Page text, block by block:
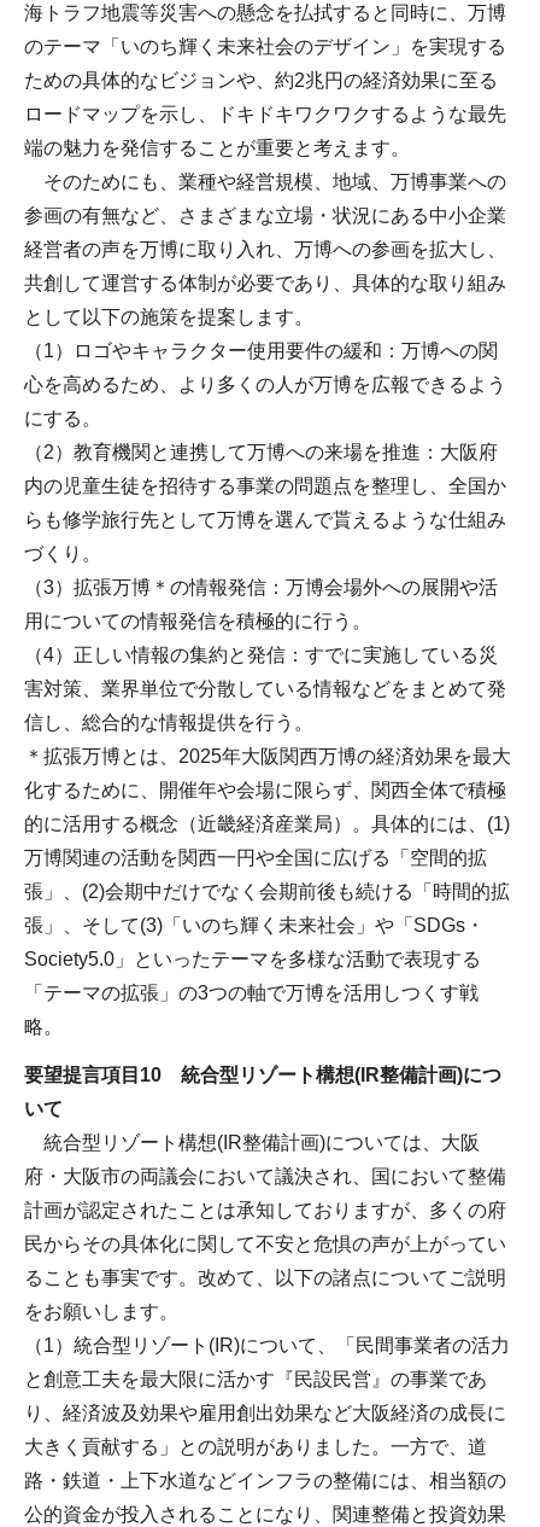
海トラフ地震等災害への懸念を払拭すると同時に、万博
のテーマ「いのち輝く未来社会のデザイン」を実現する
ための具体的なビジョンや、約2兆円の経済効果に至る
ロードマップを示し、ドキドキワクワクするような最先
端の魅力を発信することが重要と考えます。
そのためにも、業種や経営規模、地域、万博事業への
参画の有無など、さまざまな立場・状況にある中小企業
経営者の声を万博に取り入れ、万博への参画を拡大し、
共創して運営する体制が必要であり、具体的な取り組み
として以下の施策を提案します。
（1）ロゴやキャラクター使用要件の緩和：万博への関
心を高めるため、より多くの人が万博を広報できるよう
にする。
（2）教育機関と連携して万博への来場を推進：大阪府
内の児童生徒を招待する事業の問題点を整理し、全国か
らも修学旅行先として万博を選んで貰えるような仕組み
づくり。
（3）拡張万博＊の情報発信：万博会場外への展開や活
用についての情報発信を積極的に行う。
（4）正しい情報の集約と発信：すでに実施している災
害対策、業界単位で分散している情報などをまとめて発
信し、総合的な情報提供を行う。
＊拡張万博とは、2025年大阪関西万博の経済効果を最大
化するために、開催年や会場に限らず、関西全体で積極
的に活用する概念（近畿経済産業局）。具体的には、(1)
万博関連の活動を関西一円や全国に広げる「空間的拡
張」、(2)会期中だけでなく会期前後も続ける「時間的拡
張」、そして(3)「いのち輝く未来社会」や「SDGs・
Society5.0」といったテーマを多様な活動で表現する
「テーマの拡張」の3つの軸で万博を活用しつくす戦
略。
要望提言項目10 統合型リゾート構想(IR整備計画)につ
いて
統合型リゾート構想(IR整備計画)については、大阪
府・大阪市の両議会において議決され、国において整備
計画が認定されたことは承知しておりますが、多くの府
民からその具体化に関して不安と危惧の声が上がってい
ることも事実です。改めて、以下の諸点についてご説明
をお願いします。
（1）統合型リゾート(IR)について、「民間事業者の活力
と創意工夫を最大限に活かす『民設民営』の事業であ
り、経済波及効果や雇用創出効果など大阪経済の成長に
大きく貢献する」との説明がありました。一方で、道
路・鉄道・上下水道などインフラの整備には、相当額の
公的資金が投入されることになり、関連整備と投資効果